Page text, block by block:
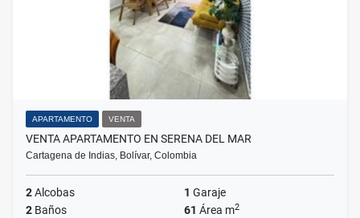
APARTAMENTO VENTA
VENTA APARTAMENTO EN SERENA DEL MAR
Cartagena de Indias, Bolívar, Colombia
2Alcobas 1 Garaje
2 Baños 61 Área m2